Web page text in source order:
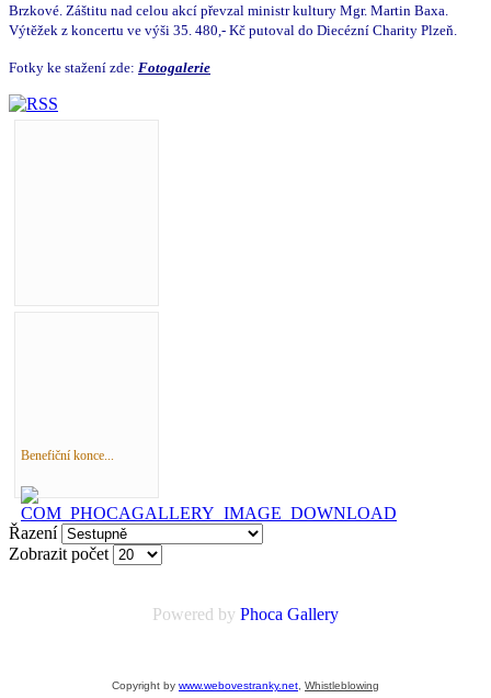
Brzkové. Záštitu nad celou akcí převzal ministr kultury Mgr. Martin Baxa.
Výtěžek z koncertu ve výši 35. 480,- Kč putoval do Diecézní Charity Plzeň.
Fotky ke stažení zde: Fotogalerie
Benefiční konce...
Řazení
Zobrazit počet
Powered by Phoca Gallery
Copyright by www.webovestranky.net Whistleblowing